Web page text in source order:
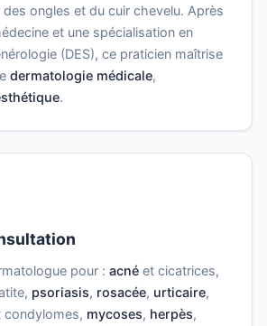
ongles et du cuir chevelu. Après
et une spécialisation en
(DES), ce praticien maîtrise
dermatologie médicale,
.
pour : acné et cicatrices,
psoriasis, rosacée, urticaire,
condylomes, mycoses, herpès,